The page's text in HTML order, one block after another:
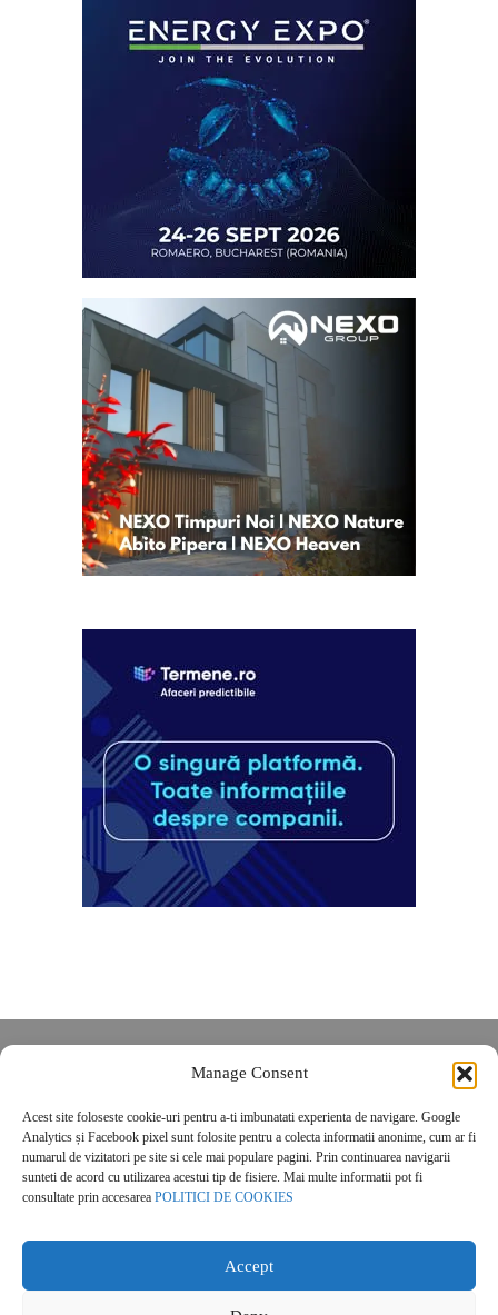
Manage Consent
Acest site foloseste cookie-uri pentru a-ti imbunatati experienta de navigare. Google
Analytics și Facebook pixel sunt folosite pentru a colecta informatii anonime, cum ar fi
numarul de vizitatori pe site si cele mai populare pagini. Prin continuarea navigarii
sunteti de acord cu utilizarea acestui tip de fisiere. Mai multe informatii pot fi
consultate prin accesarea POLITICI DE COOKIES
Accept
POLITICĂ DE CONFIDENȚIALITATE
Politica de cookies